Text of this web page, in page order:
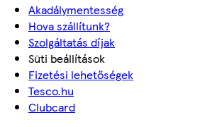
Akadálymentesség
Hova szállítunk?
Szolgáltatás díjak
Süti beállítások
Fizetési lehetőségek
Tesco.hu
Clubcard